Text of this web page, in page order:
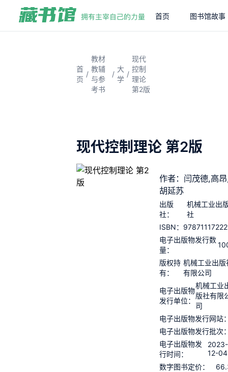
首页 图书馆故事
首
页
/
教材
教辅
与参
考书
/
大
学
/
现代
控制
理论
第2版
现代控制理论 第2版
作者：闫茂德,高
胡延苏
出版
社：
机械工业出
社
ISBN：
电子出版物发行数
量：
版权持
有：
机械工业出版
有限公司
电子出版物
发行单位：
机械工业
版社有限
司
电子出版物发行网站
电子出版物发行批次
电子出版物发
行时间：
2023-
12-04
数字图书定价：